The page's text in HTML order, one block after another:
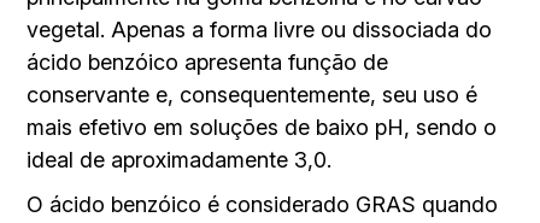
vegetal. Apenas a forma livre ou dissociada do
ácido benzóico apresenta função de
conservante e, consequentemente, seu uso é
mais efetivo em soluções de baixo pH, sendo o
ideal de aproximadamente 3,0.
O ácido benzóico é considerado GRAS quando